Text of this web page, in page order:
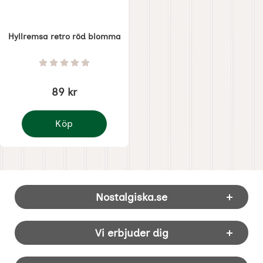
Hyllremsa retro röd blomma
Art. nr 4241 Betyg: 0 Stjärnor av 5
89 kr
Köp
Hyllremsa retro röd blomma
Sidfot Blandad info och länkar
Nostalgiska.se
Vi erbjuder dig